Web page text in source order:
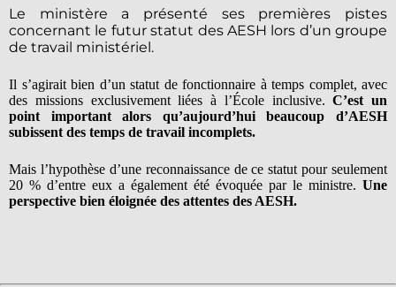
Le ministère a présenté ses premières pistes
concernant le futur statut des AESH lors d’un groupe
de travail ministériel.
Il s’agirait bien d’un statut de fonctionnaire à temps complet, avec
des missions exclusivement liées à l’École inclusive.C’est un
point important alors qu’aujourd’hui beaucoup d’AESH
subissent des temps de travail incomplets.
Mais l’hypothèse d’une reconnaissance de ce statut pour seulement
20 % d’entre eux a également été évoquée par le ministre. Une
perspective bien éloignée des attentes des AESH.